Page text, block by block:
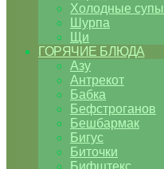
Холодные супы
Шурпа
Щи
ГОРЯЧИЕ БЛЮДА
Азу
Антрекот
Бабка
Бефстроганов
Бешбармак
Бигус
Биточки
Бифштекс